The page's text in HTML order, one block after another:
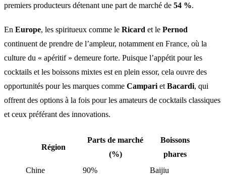
premiers producteurs détenant une part de marché de 54 %.
En Europe, les spiritueux comme le Ricard et le Pernod
continuent de prendre de l’ampleur, notamment en France, où la
culture du « apéritif » demeure forte. Puisque l’appétit pour les
cocktails et les boissons mixtes est en plein essor, cela ouvre des
opportunités pour les marques comme Campari et Bacardi, qui
offrent des options à la fois pour les amateurs de cocktails classiques
et ceux préférant des innovations.
Région
Parts de marché
(%)
Boissons
phares
Chine
90%
Baijiu